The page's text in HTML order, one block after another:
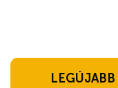
LEGÚJABB